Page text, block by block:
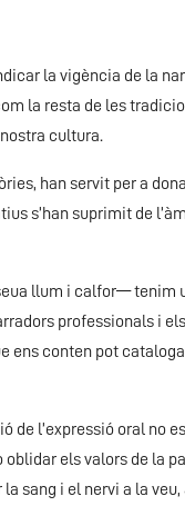
la vigència de la
la resta de les
cultura.
han servit per a
s’han suprimit de
llum i calfor— tenim
professionals i
ens conten pot
de l’expressió oral no
oblidar els valors de la
sang i el nervi a la